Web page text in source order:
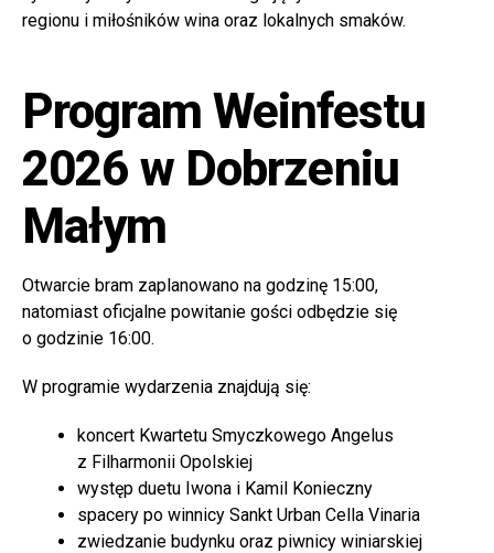
regionu i miłośników wina oraz lokalnych smaków.
Program Weinfestu
2026 w Dobrzeniu
Małym
Otwarcie bram zaplanowano na godzinę 15:00,
natomiast oficjalne powitanie gości odbędzie się
o godzinie 16:00.
W programie wydarzenia znajdują się:
koncert Kwartetu Smyczkowego Angelus
z Filharmonii Opolskiej
występ duetu Iwona i Kamil Konieczny
spacery po winnicy Sankt Urban Cella Vinaria
zwiedzanie budynku oraz piwnicy winiarskiej